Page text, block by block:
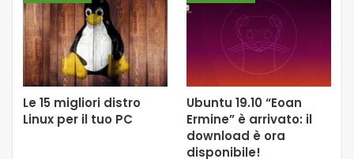
Le 15 migliori distro
Linux per il tuo PC
Ubuntu 19.10 “Eoan
Ermine” è arrivato: il
download è ora
disponibile!